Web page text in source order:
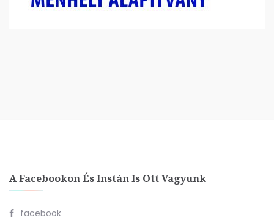
A Facebookon És Instán Is Ott Vagyunk
facebook